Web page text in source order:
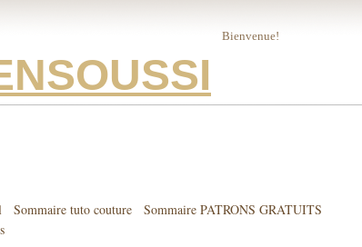
Bienvenue!
Sommaire tuto couture
Sommaire PATRONS GRATUITS